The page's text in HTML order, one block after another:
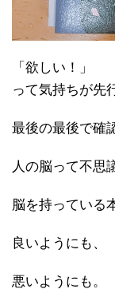
「欲しい！」
って気持ちが先
最後の最後で確
人の脳って不思
脳を持っている
良いようにも、
悪いようにも。